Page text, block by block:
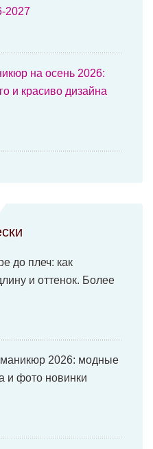
2027
на осень 2026:
и красиво дизайна
до плеч: как
и оттенок. Более
2026: модные
и фото новинки